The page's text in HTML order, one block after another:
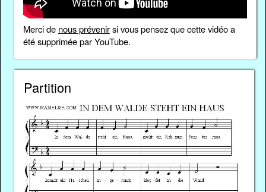
Merci de nous prévenirsi vous pensez que cette vidéo a
été supprimée par YouTube.
Partition